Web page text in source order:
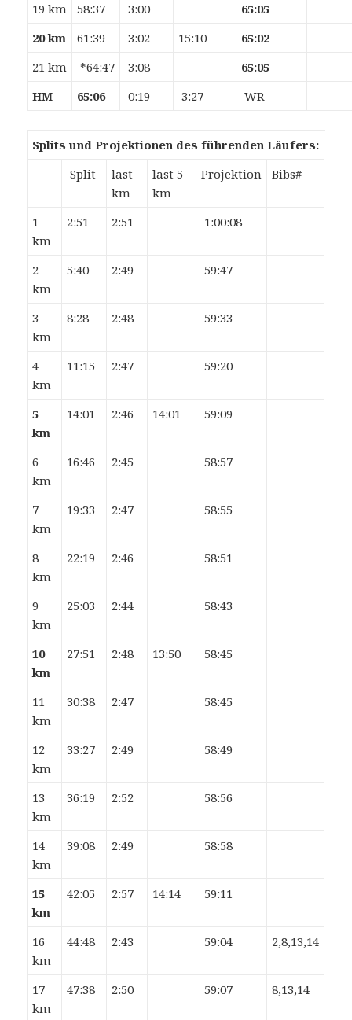
19 km
58:37 3:00
65:05
20 km
61:39 3:02 15:10
65:02
21 km
*64:47 3:08
65:05
HM
65:06 0:19 3:27 WR
Splits und Projektionen des führenden Läufers:
Split
last
km
last 5
km
Projektion Bibs#
1
km
2:51 2:51 1:00:08
2
km
5:40 2:49 59:47
3
km
8:28 2:48 59:33
4
km
11:15 2:47 59:20
5
km
14:01 2:46 14:01 59:09
6
km
16:46 2:45 58:57
7
km
19:33 2:47 58:55
8
km
22:19 2:46 58:51
9
km
25:03 2:44 58:43
10
km
27:51 2:48 13:50 58:45
11
km
30:38 2:47 58:45
12
km
33:27 2:49 58:49
13
km
36:19 2:52 58:56
14
km
39:08 2:49 58:58
15
km
42:05 2:57 14:14 59:11
16
km
44:48 2:43 59:04 2,8,13,14
17
km
47:38 2:50 59:07 8,13,14